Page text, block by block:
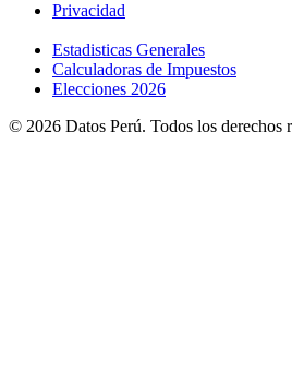
Privacidad
Estadisticas Generales
Calculadoras de Impuestos
Elecciones 2026
© 2026 Datos Perú. Todos los derechos